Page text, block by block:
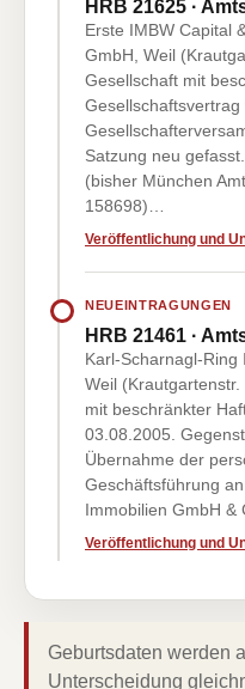
HRB 21625 ·
Erste IMBW Capital
GmbH, Weil
Gesellschaft mit
Satzung neu
(bisher München
158698)…
Veröffentlichung und
NEUEINTRAGUNGEN
HRB 21461 ·
Karl-Scharnagl-Ring
Weil
mit beschränkter
03.08.2005.
Übernahme der
Geschäftsführung
Immobilien GmbH &
Veröffentlichung und
Geburtsdaten werden
Unterscheidung